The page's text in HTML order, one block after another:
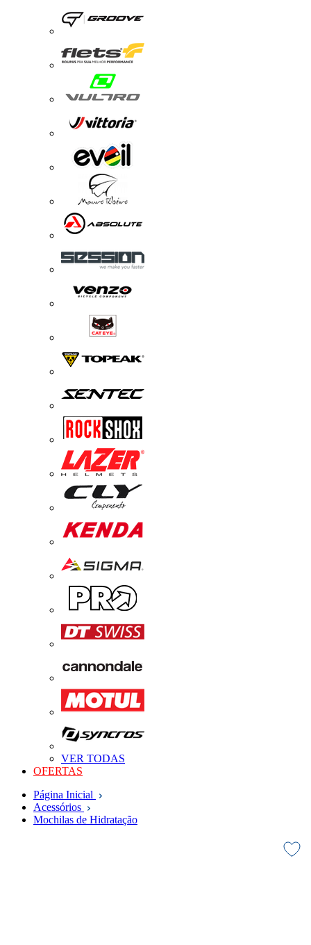
VER TODAS
OFERTAS
Página Inicial
Acessórios
Mochilas de Hidratação